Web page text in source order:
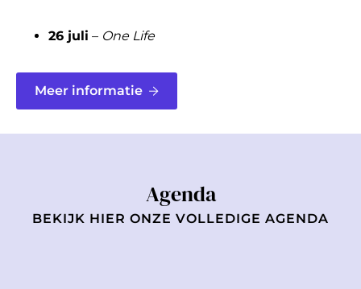
26 juli – One Life
Meer informatie
Agenda
BEKIJK HIER ONZE VOLLEDIGE AGENDA